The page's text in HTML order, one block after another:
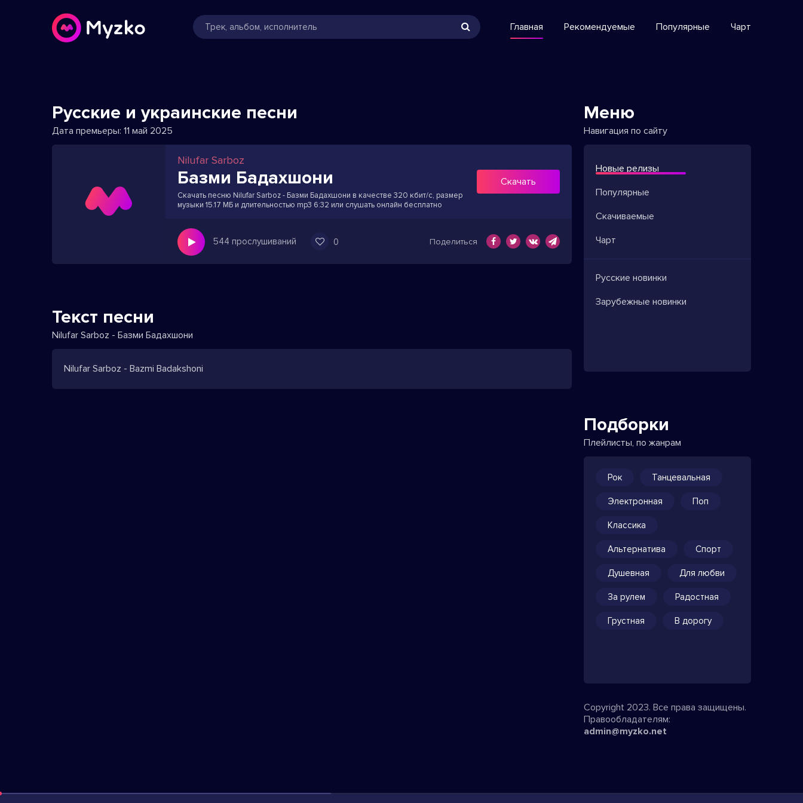
Главная Рекомендуемые Популярные Чарт
Русские и украинские песни
Дата премьеры: 11 май 2025
Nilufar Sarboz
Базми Бадахшони
Скачать песню Nilufar Sarboz - Базми Бадахшони в качестве 320 кбит/с, размер
музыки 15.17 МБ и длительностью mp3 6:32 или слушать онлайн бесплатно
Скачать
544 прослушиваний 0 Поделиться
Текст песни
Nilufar Sarboz - Базми Бадахшони
Nilufar Sarboz - Bazmi Badakshoni
Меню
Навигация по сайту
Новые релизы
Популярные
Скачиваемые
Чарт
Русские новинки
Зарубежные новинки
Подборки
Плейлисты, по жанрам
Рок Танцевальная
Электронная Поп
Классика
Альтернатива Спорт
Душевная Для любви
За рулем Радостная
Грустная В дорогу
Copyright 2023. Все права защищены.
Правообладателям:
admin@myzko.net